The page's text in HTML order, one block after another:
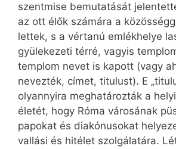
szentmise bemutatását
az ott élők számára a
lettek, s a vértanú emlékhelye
gyülekezeti térré, vagyis
templom nevet is kapott (vagy
nevezték, címet, titulust). E
olyannyira meghatározták a
életét, hogy Róma városának
papokat és diakónusokat
vallási és hitélet szolgálatára.